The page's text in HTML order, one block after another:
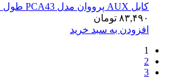
کابل AUX پرووان مدل PCA43 طول 1 متر
۸۳,۴۹۰ تومان
افزودن به سبد خرید
1
2
3